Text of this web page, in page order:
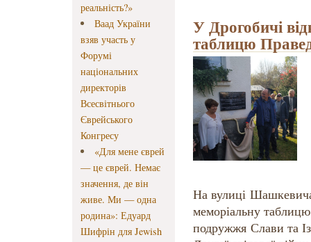
реальність?»
Ваад України
взяв участь у
Форумі
національних
директорів
Всесвітнього
Єврейського
Конгресу
«Для мене єврей
— це єврей. Немає
значення, де він
живе. Ми — одна
родина»: Едуард
Шифрін для Jewish
У Дрогобичі
таблицю
На вулиці
меморіальну
подружжя Слави та